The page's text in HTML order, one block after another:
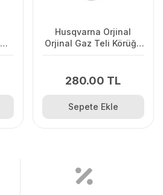
Husqvarna Orjinal
Orjinal Gaz Teli Körüğü
280.00 TL
Sepete Ekle